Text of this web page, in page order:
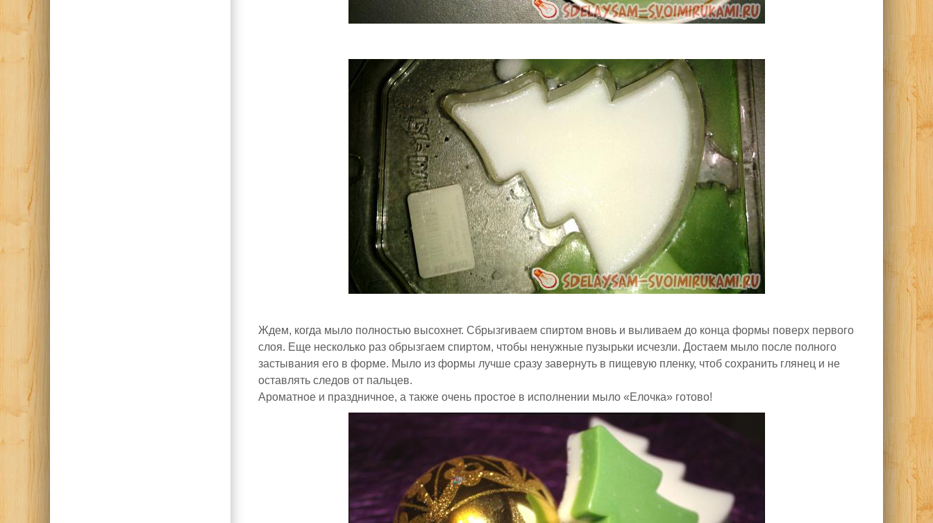
Ждем, когда мыло полностью высохнет. Сбрызгиваем спиртом вновь и выливаем до конца формы поверх первого
слоя. Еще несколько раз обрызгаем спиртом, чтобы ненужные пузырьки исчезли. Достаем мыло после полного
застывания его в форме. Мыло из формы лучше сразу завернуть в пищевую пленку, чтоб сохранить глянец и не
оставлять следов от пальцев.
Ароматное и праздничное, а также очень простое в исполнении мыло «Елочка» готово!